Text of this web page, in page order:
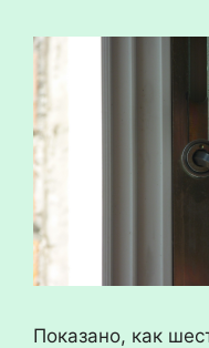
Показано, как